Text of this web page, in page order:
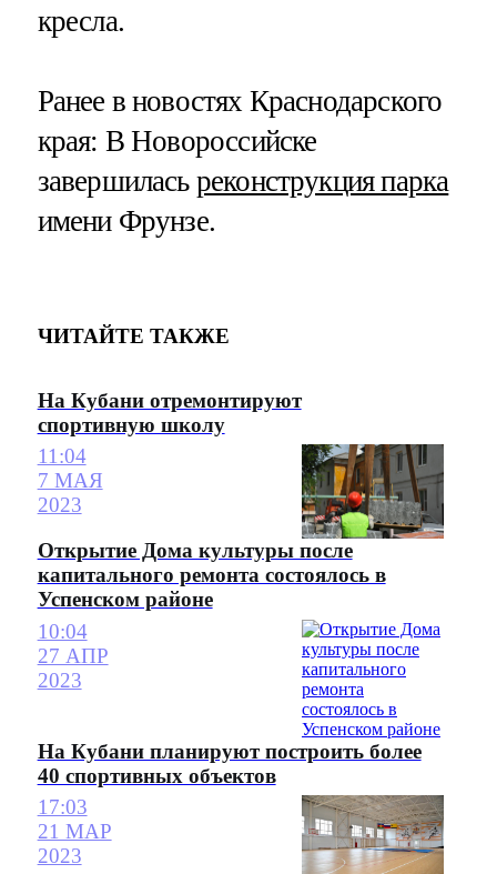
кресла.
Ранее в новостях Краснодарского
края: В Новороссийске
завершилась реконструкция парка
имени Фрунзе.
ЧИТАЙТЕ ТАКЖЕ
На Кубани отремонтируют
спортивную школу
11:04
7 МАЯ
2023
Открытие Дома культуры после
капитального ремонта состоялось в
Успенском районе
10:04
27 АПР
2023
На Кубани планируют построить более
40 спортивных объектов
17:03
21 МАР
2023